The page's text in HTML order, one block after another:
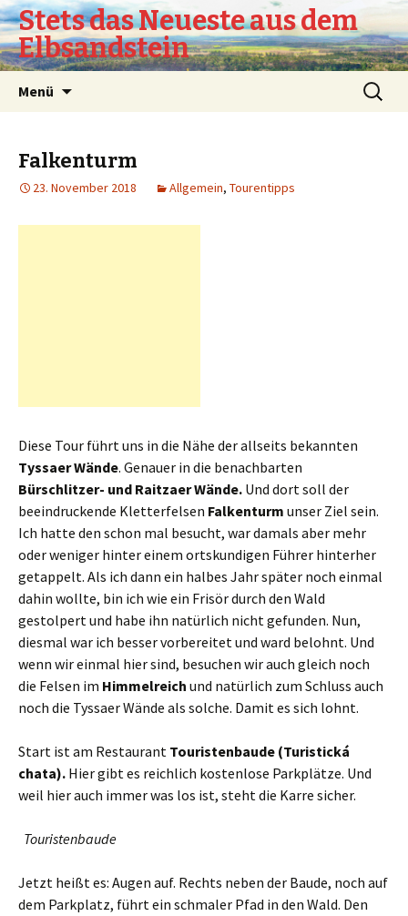
Stets das Neueste aus dem
Elbsandstein
Menü
Suchen
nach:
Falkenturm
23. November 2018 Allgemein, Tourentipps
Diese Tour führt uns in die Nähe der allseits bekannten
Tyssaer Wände. Genauer in die benachbarten
Bürschlitzer- und Raitzaer Wände. Und dort soll der
beeindruckende Kletterfelsen Falkenturm unser Ziel sein.
Ich hatte den schon mal besucht, war damals aber mehr
oder weniger hinter einem ortskundigen Führer hinterher
getappelt. Als ich dann ein halbes Jahr später noch einmal
dahin wollte, bin ich wie ein Frisör durch den Wald
gestolpert und habe ihn natürlich nicht gefunden. Nun,
diesmal war ich besser vorbereitet und ward belohnt. Und
wenn wir einmal hier sind, besuchen wir auch gleich noch
die Felsen im Himmelreich und natürlich zum Schluss auch
noch die Tyssaer Wände als solche. Damit es sich lohnt.
Start ist am Restaurant Touristenbaude (Turistická
chata). Hier gibt es reichlich kostenlose Parkplätze. Und
weil hier auch immer was los ist, steht die Karre sicher.
Touristenbaude
Jetzt heißt es: Augen auf. Rechts neben der Baude, noch auf
dem Parkplatz, führt ein schmaler Pfad in den Wald. Den